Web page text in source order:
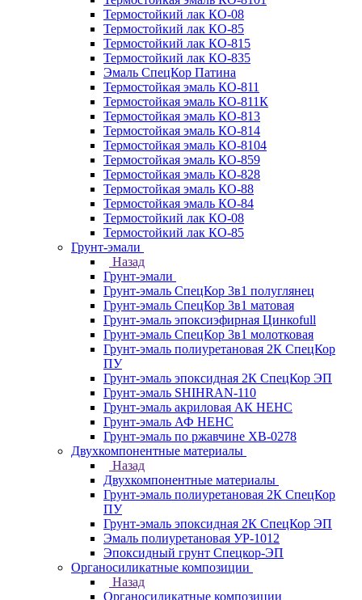
Термостойкий лак КО-08
Термостойкий лак КО-85
Термостойкий лак КО-815
Термостойкий лак КО-835
Эмаль СпецКор Патина
Термостойкая эмаль КО-811
Термостойкая эмаль КО-811К
Термостойкая эмаль КО-813
Термостойкая эмаль КО-814
Термостойкая эмаль КО-8104
Термостойкая эмаль КО-859
Термостойкая эмаль КО-828
Термостойкая эмаль КО-88
Термостойкая эмаль КО-84
Термостойкий лак КО-08
Термостойкий лак КО-85
Грунт-эмали
Назад
Грунт-эмали
Грунт-эмаль СпецКор 3в1 полуглянец
Грунт-эмаль СпецКор 3в1 матовая
Грунт-эмаль эпоксиэфирная Цинкоfull
Грунт-эмаль СпецКор 3в1 молотковая
Грунт-эмаль полиуретановая 2К СпецКор
ПУ
Грунт-эмаль эпоксидная 2К СпецКор ЭП
Грунт-эмаль SHIHRAN-110
Грунт-эмаль акриловая АК НЕНС
Грунт-эмаль АФ НЕНС
Грунт-эмаль по ржавчине ХВ-0278
Двухкомпонентные материалы
Назад
Двухкомпонентные материалы
Грунт-эмаль полиуретановая 2К СпецКор
ПУ
Грунт-эмаль эпоксидная 2К СпецКор ЭП
Эмаль полиуретановая УР-1012
Эпоксидный грунт Спецкор-ЭП
Органосиликатные композиции
Назад
Органосиликатные композиции